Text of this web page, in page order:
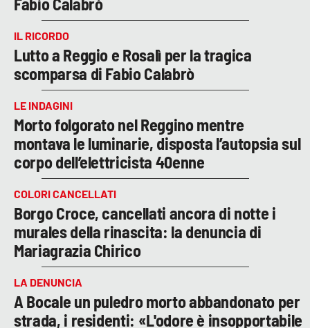
IL RICORDO
Lutto a Reggio e Rosalì per la tragica
scomparsa di Fabio Calabrò
LE INDAGINI
Morto folgorato nel Reggino mentre
montava le luminarie, disposta l’autopsia sul
corpo dell’elettricista 40enne
COLORI CANCELLATI
Borgo Croce, cancellati ancora di notte i
murales della rinascita: la denuncia di
Mariagrazia Chirico
LA DENUNCIA
A Bocale un puledro morto abbandonato per
strada, i residenti: «L'odore è insopportabile